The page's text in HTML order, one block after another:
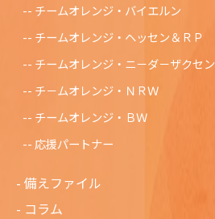
チームオレンジ・バイエルン
チームオレンジ・ヘッセン＆ＲＰ
チームオレンジ・ニ－ダ－ザクセン
チ－ムオレンジ・ＮＲＷ
チームオレンジ・ＢＷ
応援パートナー
備えファイル
コラム